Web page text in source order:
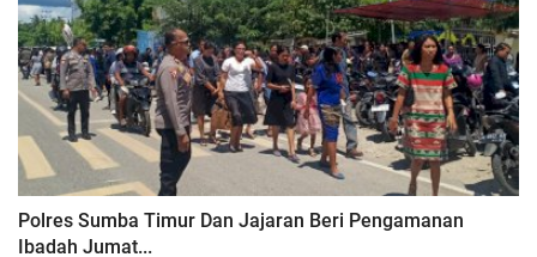
Polres Sumba Timur Dan Jajaran Beri Pengamanan
Ibadah Jumat...